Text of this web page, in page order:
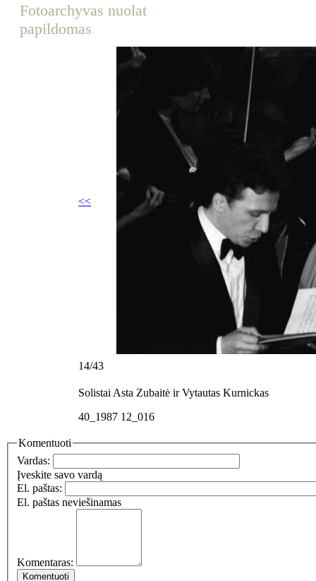
Fotoarchyvas nuolat
papildomas
<<
14/43
Solistai Asta Zubaitė ir Vytautas Kurnickas
40_1987 12_016
Komentuoti
Vardas:
Įveskite savo vardą
El. paštas:
El. paštas neviešinamas
Komentaras: